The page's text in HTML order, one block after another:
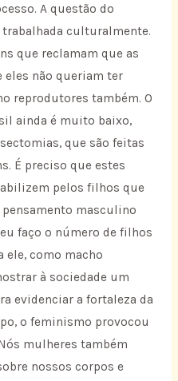
A questão do
culturalmente.
que reclamam que as
eles não queriam ter
reprodutores também. O
ainda é muito baixo,
que são feitas
É preciso que estes
pelos filhos que
pensamento masculino
faço o número de filhos
ele, como macho
à sociedade um
evidenciar a fortaleza da
o feminismo provocou
mulheres também
nossos corpos e